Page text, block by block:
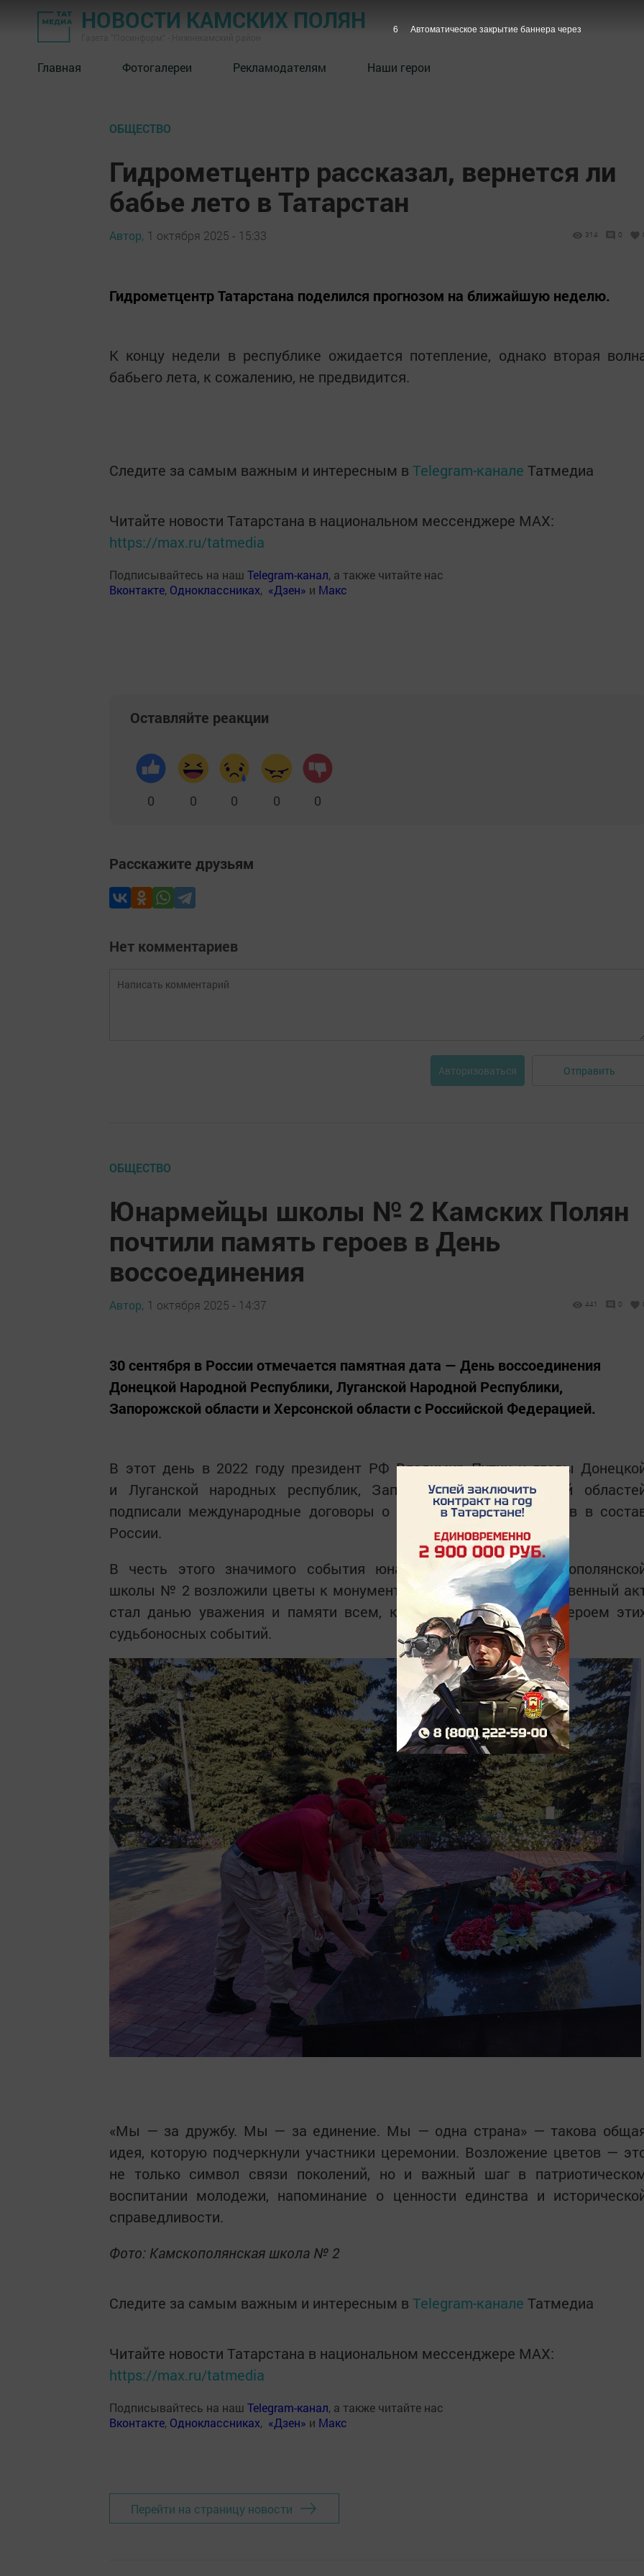
НОВОСТИ КАМСКИХ ПОЛЯН
Главная Фотогалереи Рекламодателям Наши герои
ОБЩЕСТВО
Гидрометцентр рассказал, вернется ли
бабье лето в Татарстан
Автор, 1 октября 2025 - 15:33 314 0
Гидрометцентр Татарстана поделился прогнозом на ближайшую неделю.
К концу недели в республике ожидается потепление, однако вторая
бабьего лета, к сожалению, не предвидится.
Следите за самым важным и интересным в Telegram-канале Татмедиа
Читайте новости Татарстана в национальном мессенджере MАХ:
https://max.ru/tatmedia
Подписывайтесь на наш Telegram-канал, а также читайте нас
Вконтакте, Одноклассниках, «Дзен» и Макс
Оставляйте реакции
0 0 0 0 0
Расскажите друзьям
Нет комментариев
Авторизоваться Отправить
ОБЩЕСТВО
Юнармейцы школы № 2 Камских Полян
почтили память героев в День
воссоединения
Автор, 1 октября 2025 - 14:37 441 0
30 сентября в России отмечается памятная дата — День воссоединения
Донецкой Народной Республики, Луганской Народной Республики,
Запорожской области и Херсонской области с Российской Федерацией.
В этот день в 2022 году президент РФ Владимир Путин и главы
и Луганской народных республик, Запорожской и Херсонской
подписали международные договоры о вхождении этих регионов в
России.
В честь этого значимого события юнармейцы отряда
школы № 2 возложили цветы к монументу Победы. Этот торжественный
стал данью уважения и памяти всем, кто стал участником и героем
судьбоносных событий.
«Мы — за дружбу. Мы — за единение. Мы — одна страна» — такова
идея, которую подчеркнули участники церемонии. Возложение цветов —
не только символ связи поколений, но и важный шаг в
воспитании молодежи, напоминание о ценности единства и
справедливости.
Фото: Камскополянская школа № 2
Следите за самым важным и интересным в Telegram-канале Татмедиа
Читайте новости Татарстана в национальном мессенджере MАХ:
https://max.ru/tatmedia
Подписывайтесь на наш Telegram-канал, а также читайте нас
Вконтакте, Одноклассниках, «Дзен» и Макс
Перейти на страницу новости
5 Автоматическое закрытие баннера через